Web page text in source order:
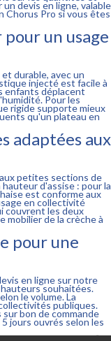
devis en ligne, valable
Chorus Pro si vous êtes
un usage
durable, avec un
injecté est facile à
enfants déplacent
Pour les
rigide supporte mieux
qu'un plateau en
adaptées aux
petites sections de
d'assise : pour la
est conforme aux
en collectivité
couvrent les deux
mobilier de la crèche à
pour une
en ligne sur notre
souhaitées.
le volume. La
publiques.
bon de commande
jours ouvrés selon les
